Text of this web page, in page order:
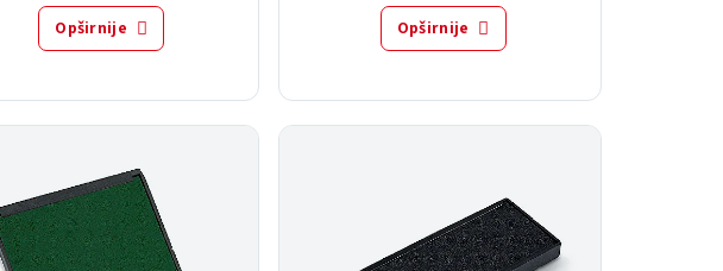
Opširnije Opširnije